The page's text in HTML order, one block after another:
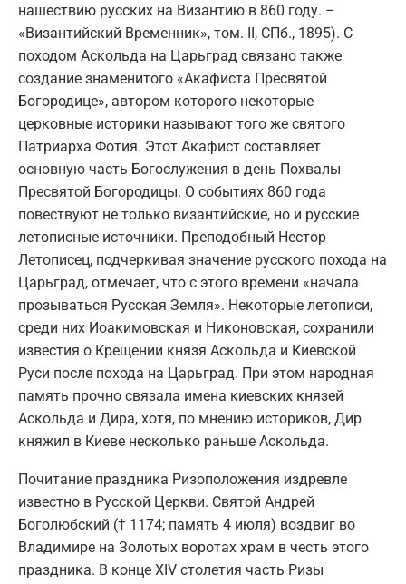
нашествию русских на Византию в 860 году. –
«Византийский Временник», том. II, СПб., 1895). С
походом Аскольда на Царьград связано также
создание знаменитого «Акафиста Пресвятой
Богородице», автором которого некоторые
церковные историки называют того же святого
Патриарха Фотия. Этот Акафист составляет
основную часть Богослужения в день Похвалы
Пресвятой Богородицы. О событиях 860 года
повествуют не только византийские, но и русские
летописные источники. Преподобный Нестор
Летописец, подчеркивая значение русского похода на
Царьград, отмечает, что с этого времени «начала
прозываться Русская Земля». Некоторые летописи,
среди них Иоакимовская и Никоновская, сохранили
известия о Крещении князя Аскольда и Киевской
Руси после похода на Царьград. При этом народная
память прочно связала имена киевских князей
Аскольда и Дира, хотя, по мнению историков, Дир
княжил в Киеве несколько раньше Аскольда.
Почитание праздника Ризоположения издревле
известно в Русской Церкви. Святой Андрей
Боголюбский († 1174; память 4 июля) воздвиг во
Владимире на Золотых воротах храм в честь этого
праздника. В конце ХIV столетия часть Ризы